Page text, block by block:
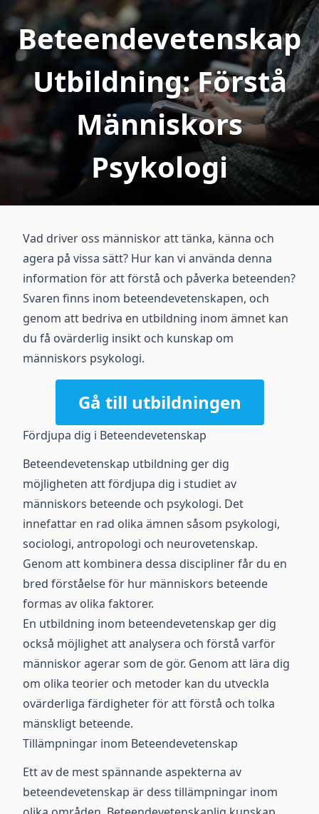
Beteendevetenskap
Utbildning: Förstå
Människors
Psykologi
Vad driver oss människor att tänka, känna och
agera på vissa sätt? Hur kan vi använda denna
information för att förstå och påverka beteenden?
Svaren finns inom beteendevetenskapen, och
genom att bedriva en utbildning inom ämnet kan
du få ovärderlig insikt och kunskap om
människors psykologi.
Gå till utbildningen
Fördjupa dig i Beteendevetenskap
Beteendevetenskap utbildning ger dig
möjligheten att fördjupa dig i studiet av
människors beteende och psykologi. Det
innefattar en rad olika ämnen såsom psykologi,
sociologi, antropologi och neurovetenskap.
Genom att kombinera dessa discipliner får du en
bred förståelse för hur människors beteende
formas av olika faktorer.
En utbildning inom beteendevetenskap ger dig
också möjlighet att analysera och förstå varför
människor agerar som de gör. Genom att lära dig
om olika teorier och metoder kan du utveckla
ovärderliga färdigheter för att förstå och tolka
mänskligt beteende.
Tillämpningar inom Beteendevetenskap
Ett av de mest spännande aspekterna av
beteendevetenskap är dess tillämpningar inom